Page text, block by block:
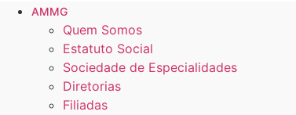
AMMG
Quem Somos
Estatuto Social
Sociedade de Especialidades
Diretorias
Filiadas